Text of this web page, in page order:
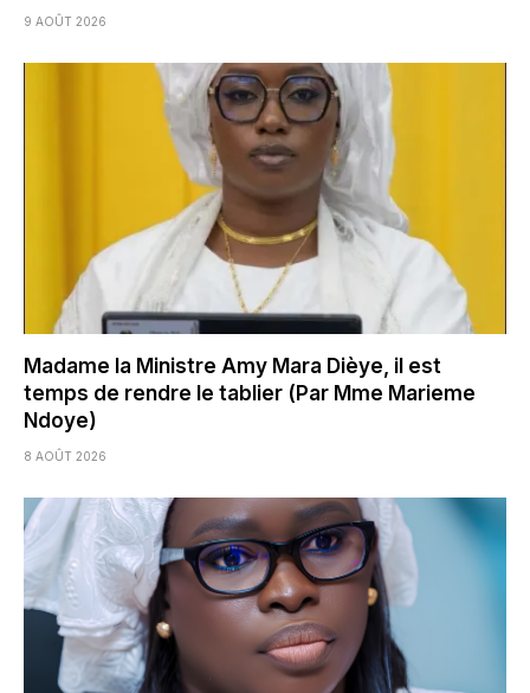
9 AOÛT 2026
Madame la Ministre Amy Mara Dièye, il est
temps de rendre le tablier (Par Mme Marieme
Ndoye)
8 AOÛT 2026